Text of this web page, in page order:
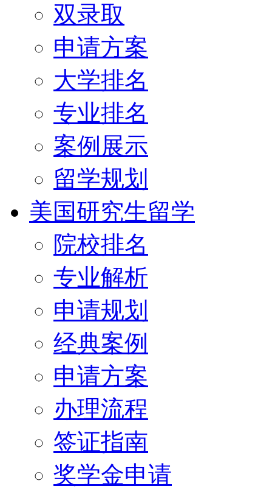
双录取
申请方案
大学排名
专业排名
案例展示
留学规划
美国研究生留学
院校排名
专业解析
申请规划
经典案例
申请方案
办理流程
签证指南
奖学金申请